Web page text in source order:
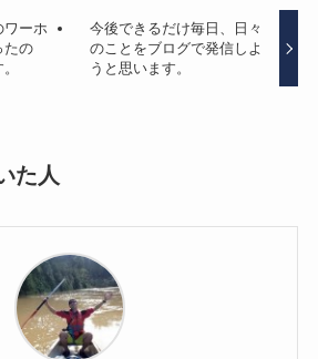
ワーホ
たの
今後できるだけ毎日、日々
のことをブログで発信しよ
うと思います。
た人